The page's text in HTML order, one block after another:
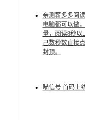
亲测薪多多阅
电脑都可以做
量，阅读8秒以
己数秒数直接
封顶。
喵信号 首码上